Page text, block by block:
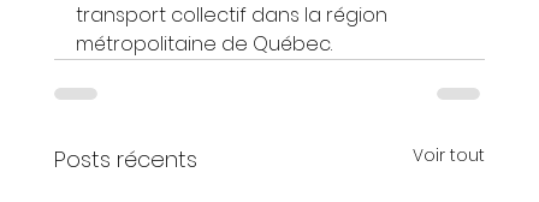
transport collectif dans la région
métropolitaine de Québec.
Posts récents Voir tout